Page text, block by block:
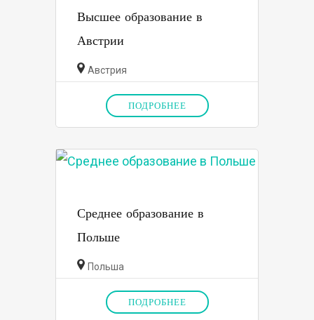
Высшее образование в
Австрии
Австрия
ПОДРОБНЕЕ
Среднее образование в
Польше
Польша
ПОДРОБНЕЕ